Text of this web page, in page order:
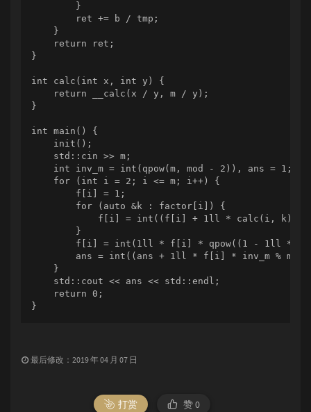
        }
        ret += b / tmp;
    }
    return ret;
}
int calc(int x, int y) {
    return __calc(x / y, m / y);
}
int main() {
    init();
    std::cin >> m;
    int inv_m = int(qpow(m, mod - 2)), ans = 1;
    for (int i = 2; i <= m; i++) {
        f[i] = 1;
        for (auto &k : factor[i]) {
f[i] = int((f[i] + 1ll * calc(i, k) *
        }
f[i] = int(1ll * f[i] * qpow((1 - 1ll *
ans = int((ans + 1ll * f[i] * inv_m %
    }
    std::cout << ans << std::endl;
    return 0;
}
最后修改：2019 年 04 月 07 日
打赏 赞0